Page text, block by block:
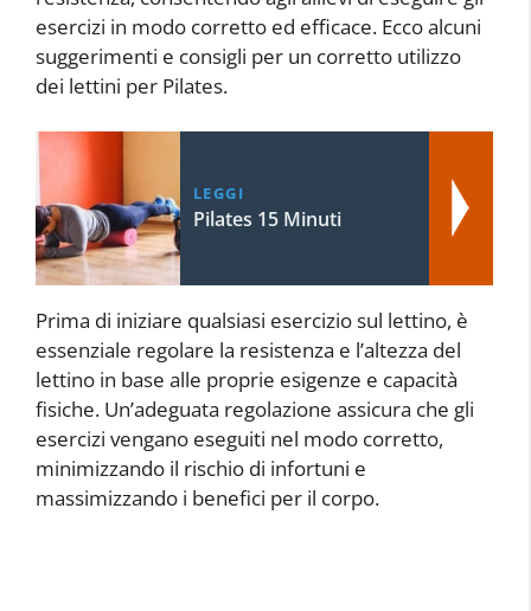
esercizi in modo corretto ed efficace. Ecco alcuni
suggerimenti e consigli per un corretto utilizzo
dei lettini per Pilates.
LEGGI
Pilates 15 Minuti
Prima di iniziare qualsiasi esercizio sul lettino, è
essenziale regolare la resistenza e l’altezza del
lettino in base alle proprie esigenze e capacità
fisiche. Un’adeguata regolazione assicura che gli
esercizi vengano eseguiti nel modo corretto,
minimizzando il rischio di infortuni e
massimizzando i benefici per il corpo.